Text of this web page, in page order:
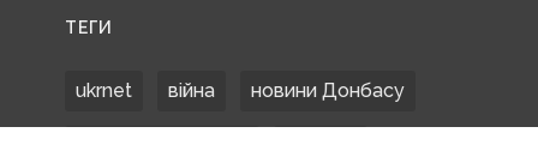
ТЕГИ
ukrnet війна новини Донбасу